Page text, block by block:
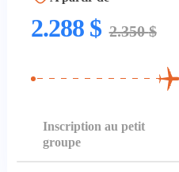
2.288 $ 2.350$
Inscription au petit
groupe